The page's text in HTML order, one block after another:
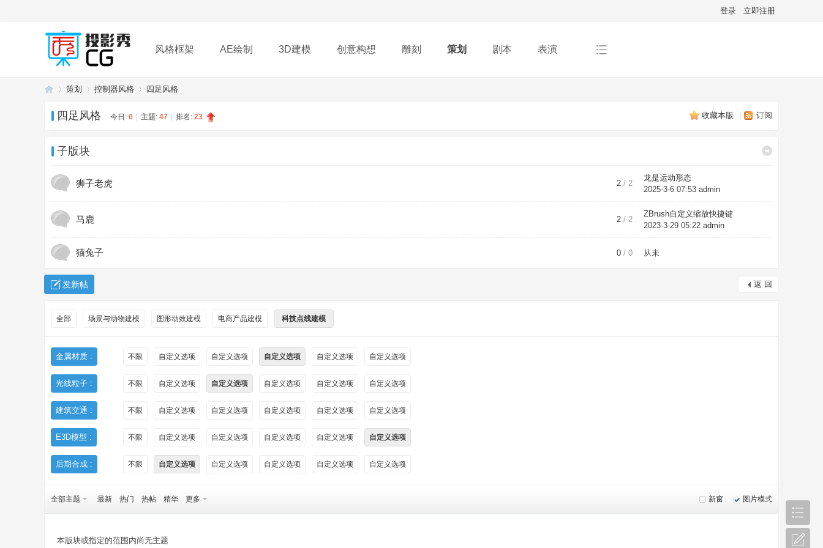
登录 立即注册
风格框架 AE绘制 3D建模 创意构想 雕刻 策划 剧本 表演
插件 帮助 下载
策划 控制器风格 四足风格
收藏本版 订阅
四足风格 今日: 0 主题: 47 排名: 23
子版块
狮子老虎 2 / 2
龙是运动形态
2025-3-6 07:53 admin
马鹿 2 / 2
ZBrush自定义缩放快捷键
2023-3-29 05:22 admin
猫兔子 0 / 0 从未
返 回
发新帖
全部 场景与动物建模 图形动效建模 电商产品建模 科技点线建模
金属材质 : 不限 自定义选项 自定义选项 自定义选项 自定义选项 自定义选项
光线粒子 : 不限 自定义选项 自定义选项 自定义选项 自定义选项 自定义选项
建筑交通 : 不限 自定义选项 自定义选项 自定义选项 自定义选项 自定义选项
E3D模型 : 不限 自定义选项 自定义选项 自定义选项 自定义选项 自定义选项
后期合成 : 不限 自定义选项 自定义选项 自定义选项 自定义选项 自定义选项
新窗
全部主题 最新 热门 热帖 精华 更多 图片模式
本版块或指定的范围内尚无主题